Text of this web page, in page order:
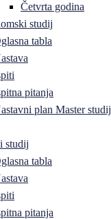
Četvrta godina
studij
tabla
pitanja
plan Master studij
studij
tabla
pitanja